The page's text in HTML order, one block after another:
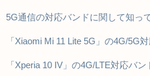
5G通信の対応バンドに関して知っ
「Xiaomi Mi 11 Lite 5G」の4G/5G
「Xperia 10 IV」の4G/LTE対応バン